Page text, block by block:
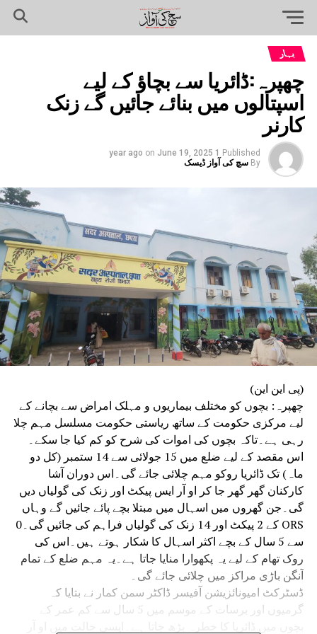
بہار
چھپرہ:ڈائریا سے بچاؤ کے لیے
اسپتالوں میں بنائے جائیں گے زنک
کارنر
Published
1 year ago
on June 19, 2025
By سچ کی آواز ڈیسک
(پی این این)
چھپرہ: بچوں کو مختلف بیماریوں و مہلک امراض سے بچانے کے
لیے مرکزی حکومت کے ساتھ ریاستی حکومت مسلسل مہم چلا
رہی ہے۔تاکہ بچوں کی اموات کی شرح کو کم کیا جا سکے۔
اس مقصد کے لیے ضلع میں 15 جولائی سے 14 ستمبر (کل دو
ماہ) تک ڈائریا روکو مہم چلائی جائے گی۔اس دوران آشا
کارکنان گھر گھر جا کر او آر ایس پیکٹ اور زنک کی گولیاں دیں
گی۔جن گھروں میں اسہال میں مبتلا بچے پائے جائیں گے وہاں
ORS کے 2 پیکٹ اور 14 زنک کی گولیاں فراہم کی جائیں گی۔0
سے 5 سال کے بچے اکثر اسہال کا شکار ہوتے ہیں۔اس کی
روک تھام کے لیے یہ پکھوارا منایا جاتا ہے۔یہ مہم ضلع کے تمام
آنگن باڑی مراکز میں چلائی جائے گی۔
ڈسٹرکٹ امیونائزیشن آفیسر ڈاکٹر سمن کمار نے بتایا کہ
گرمیوں اور برسات کے موسم میں 5 سال سے کم عمر کے